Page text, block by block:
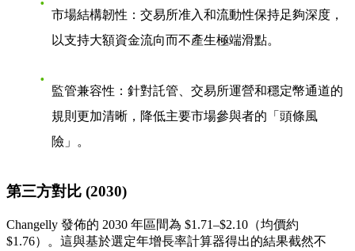
市場結構韌性 ：交易所准入和流動性保持足夠深度，
以支持大額資金流向而不產生極端滑點。
監管兼容性 ：針對託管、交易所運營和穩定幣通道的
規則更加清晰，降低主要市場參與者的「頭條風
險」。
第三方對比 (2030)
Changelly 發佈的 2030 年區間為 $1.71–$2.10 （均價約
$1.76）。這與基於選定年增長率計算器得出的結果截然不